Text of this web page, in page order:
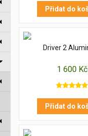
Přidat do
Driver 2
1 600 Kč
Přidat do